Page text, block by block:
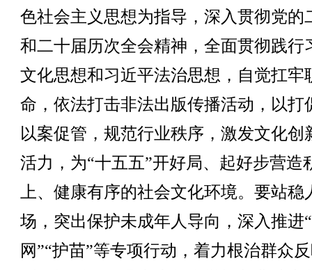
色社会主义思想为指导，深入贯彻党的
和二十届历次全会精神，全面贯彻践行
文化思想和习近平法治思想，自觉扛牢
命，依法打击非法出版传播活动，以打
以案促管，规范行业秩序，激发文化创
活力，为“十五五”开好局、起好步营造
上、健康有序的社会文化环境。要站稳
场，突出保护未成年人导向，深入推进
网”“护苗”等专项行动，着力根治群众